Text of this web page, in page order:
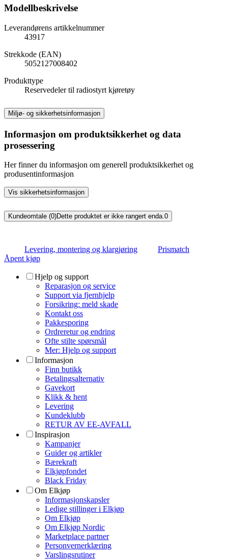
Modellbeskrivelse
Leverandørens artikkelnummer
43917
Strekkode (EAN)
5052127008402
Produkttype
Reservedeler til radiostyrt kjøretøy
Miljø- og sikkerhetsinformasjon
Informasjon om produktsikkerhet og data
prosessering
Her finner du informasjon om generell produktsikkerhet og
produsentinformasjon
Vis sikkerhetsinformasjon
Kundeomtale (0)Dette produktet er ikke rangert enda.0
Levering, montering og klargjøring
Prismatch
Åpent kjøp
Hjelp og support
Reparasjon og service
Support via fjernhjelp
Forsikring: meld skade
Kontakt oss
Pakkesporing
Ordreretur og endring
Ofte stilte spørsmål
Mer: Hjelp og support
Informasjon
Finn butikk
Betalingsalternativ
Gavekort
Klikk & hent
Levering
Kundeklubb
RETUR AV EE-AVFALL
Inspirasjon
Kampanjer
Guider og artikler
Bærekraft
Elkjøpfondet
Black Friday
Om Elkjøp
Informasjonskapsler
Ledige stillinger i Elkjøp
Om Elkjøp
Om Elkjøp Nordic
Marketplace partner
Personvernerklæring
Varslingsrutiner